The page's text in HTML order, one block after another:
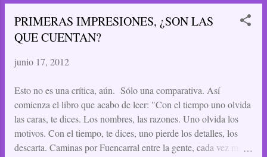
comentaristas, a leer su novela y opinar
después. Pues bien, tal y como me
comprometí entonces, ya he leído “Un buen
sirva de precedente, don Javier Gutiérrez, me
quito el sombrero ante usted y su magnífico
relato, y me desdigo por completo de mis
anteriores afirmaciones. De “Un buen
chico” me ha gustado todo, desde lo
PRIMERAS IMPRESIONES, ¿SON LAS
QUE CUENTAN?
junio 17, 2012
Esto no es una crítica, aún. Sólo una comparativa. Así
comienza el libro que acabo de leer: "Con el tiempo uno olvida
las caras, te dices. Los nombres, las razones. Uno olvida los
motivos. Con el tiempo, te dices, uno pierde los detalles, los
descarta. Caminas por Fuencarral entre la gente, cada vez más